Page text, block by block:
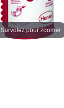
Survolez pour zoomer